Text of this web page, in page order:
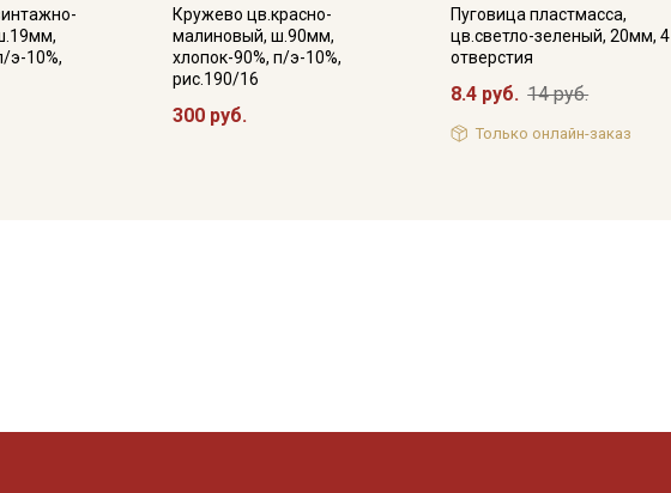
э-10%,
Кружево цв.красно-
малиновый, ш.90мм,
хлопок-90%, п/э-10%,
рис.190/16
300 руб.
Пуговица пластмасса,
цв.светло-зеленый, 20мм, 4
отверстия
8.4 руб. 14 руб.
Только онлайн-заказ